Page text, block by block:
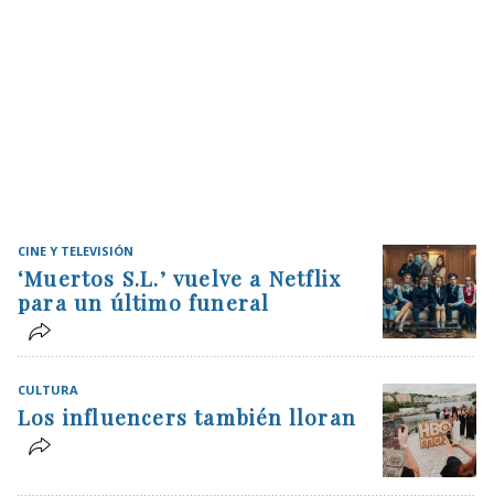
CINE Y TELEVISIÓN
‘Muertos S.L.’ vuelve a Netflix
para un último funeral
CULTURA
Los influencers también lloran